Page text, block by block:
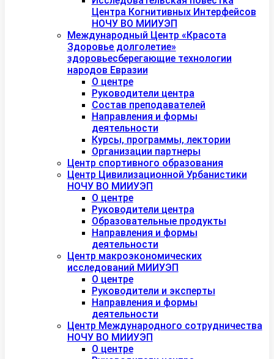
Центра Когнитивных Интерфейсов
НОЧУ ВО МИИУЭП
Международный Центр «Красота
Здоровье долголетие»
здоровьесберегающие технологии
народов Евразии
О центре
Руководители центра
Состав преподавателей
Направления и формы
деятельности
Курсы, программы, лектории
Организации партнеры
Центр спортивного образования
Центр Цивилизационной Урбанистики
НОЧУ ВО МИИУЭП
О центре
Руководители центра
Образовательные продукты
Направления и формы
деятельности
Центр макроэкономических
исследований МИИУЭП
О центре
Руководители и эксперты
Направления и формы
деятельности
Центр Международного сотрудничества
НОЧУ ВО МИИУЭП
О центре